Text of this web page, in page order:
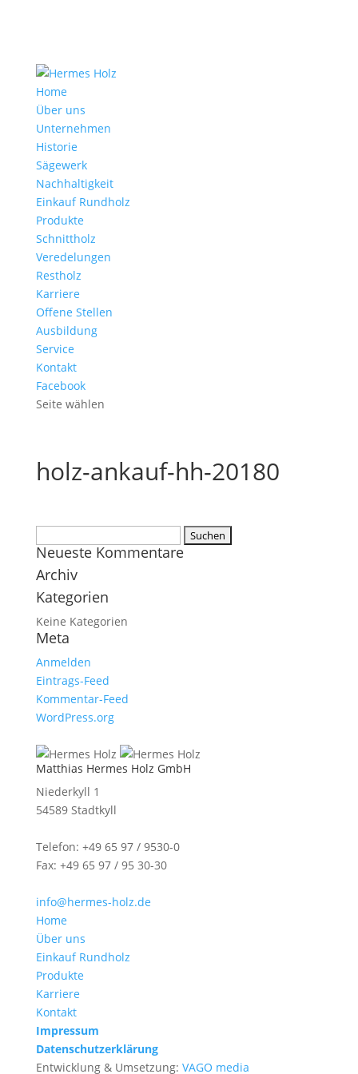
Home
Über uns
Unternehmen
Historie
Sägewerk
Nachhaltigkeit
Einkauf Rundholz
Produkte
Schnittholz
Veredelungen
Restholz
Karriere
Offene Stellen
Ausbildung
Service
Kontakt
Facebook
Seite wählen
holz-ankauf-hh-20180
nach:
Neueste Kommentare
Archiv
Kategorien
Keine Kategorien
Meta
Anmelden
Eintrags-Feed
Kommentar-Feed
WordPress.org
Matthias Hermes Holz GmbH
Niederkyll 1
54589 Stadtkyll
Telefon: +49 65 97 / 9530-0
Fax: +49 65 97 / 95 30-30
info@hermes-holz.de
Home
Über uns
Einkauf Rundholz
Produkte
Karriere
Kontakt
Impressum
Datenschutzerklärung
Entwicklung & Umsetzung: VAGO media